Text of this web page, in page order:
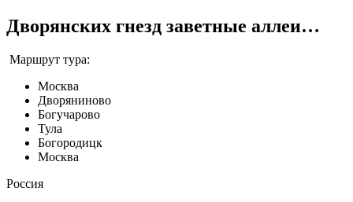
Дворянских гнезд заветные аллеи…
Маршрут тура:
Москва
Дворяниново
Богучарово
Тула
Богородицк
Москва
Россия